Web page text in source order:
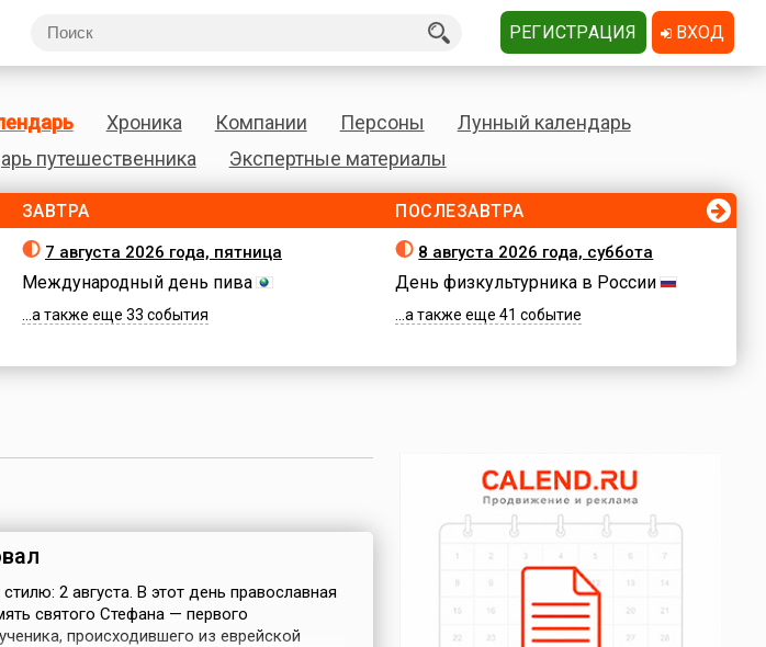
Хроника Компании Персоны
Лунный календарь
путешественника Экспертные материалы
ЗАВТРА
7 августа 2026 года, пятница
Международный день пива
...а также еще 33 события
ПОСЛЕЗАВТРА
8 августа 2026 года, суббота
День физкультурника в России
...а также еще 41 событие
2 августа. В этот день православная
святого Стефана — первого
происходившего из еврейской
РЕГИСТРАЦИЯ ВХОД